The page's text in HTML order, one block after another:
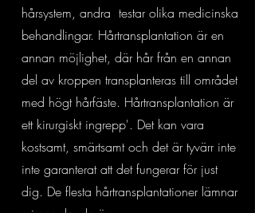
hårsystem, andra testar olika medicinska
behandlingar. Hårtransplantation är en
annan möjlighet, där hår från en annan
del av kroppen transplanteras till området
med högt hårfäste. Hårtransplantation är
ett kirurgiskt ingrepp'. Det kan vara
kostsamt, smärtsamt och det är tyvärr inte
inte garanterat att det fungerar för just
dig. De flesta hårtransplantationer lämnar